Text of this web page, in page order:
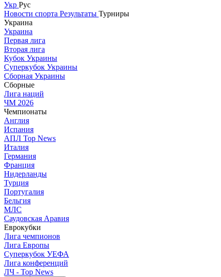
Укр Рус
Новости спорта Результаты Турниры
Украина
Украина
Первая лига
Вторая лига
Кубок Украины
Суперкубок Украины
Сборная Украины
Сборные
Лига наций
ЧМ 2026
Чемпионаты
Англия
Испания
АПЛ Top News
Италия
Германия
Франция
Нидерланды
Турция
Португалия
Бельгия
МЛС
Саудовская Аравия
Еврокубки
Лига чемпионов
Лига Европы
Суперкубок УЕФА
Лига конференций
ЛЧ - Top News